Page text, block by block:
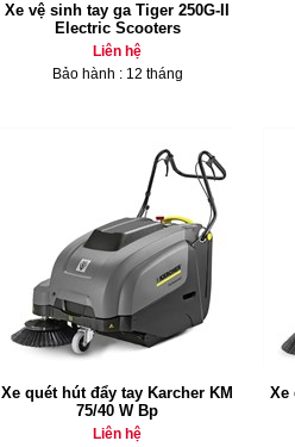
Xe vệ sinh tay ga Tiger 250G-II
Electric Scooters
Liên hệ
Bảo hành : 12 tháng
Xe quét hút đẩy tay Karcher KM
75/40 W Bp
Liên hệ
Xe